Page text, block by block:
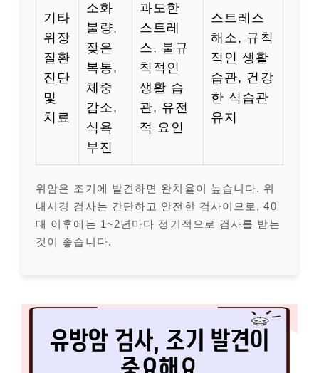
기타
위장
질환
진단
및
치료
소화
불량,
잦은
복통,
체중
감소,
식욕
부진
과도한
스트레
스, 불규
칙적인
생활 습
관, 유전
적 요인
스트레스
해소, 규칙
적인 생활
습관, 건강
한 식습관
유지
위암은 조기에 발견하면 완치율이 높습니다. 위
내시경 검사는 간단하고 안전한 검사이므로, 40
대 이후에는 1~2년마다 정기적으로 검사를 받는
것이 좋습니다.